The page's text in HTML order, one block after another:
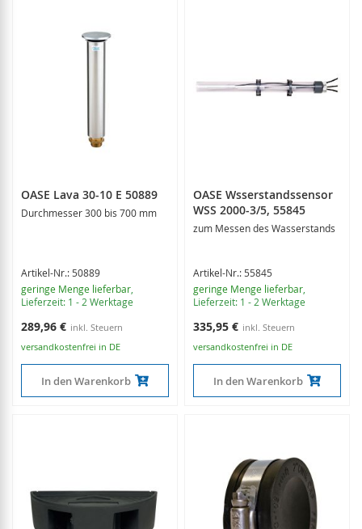
OASE Lava 30-10 E 50889
Durchmesser 300 bis 700 mm
Artikel-Nr.: 50889
geringe Menge lieferbar
Lieferzeit: 1 - 2 Werktage
289,96 €
versandkostenfrei in DE
In den Warenkorb
OASE Wsserstandssensor
WSS 2000-3/5, 55845
zum Messen des Wasserstands
Artikel-Nr.: 55845
geringe Menge lieferbar
Lieferzeit: 1 - 2 Werktage
335,95 €
versandkostenfrei in DE
In den Warenkorb